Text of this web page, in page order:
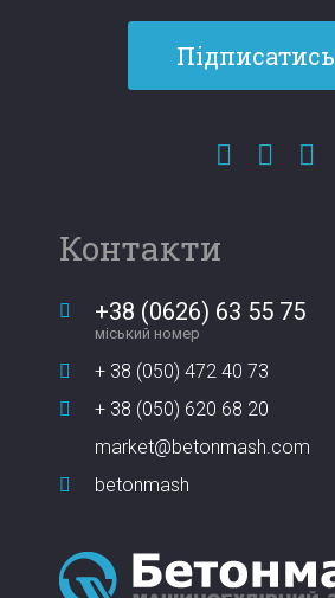
Підписатись
Контакти
+38 (0626) 63 55 75
міський номер
+ 38 (050) 472 40 73
+ 38 (050) 620 68 20
market@betonmash.com
betonmash